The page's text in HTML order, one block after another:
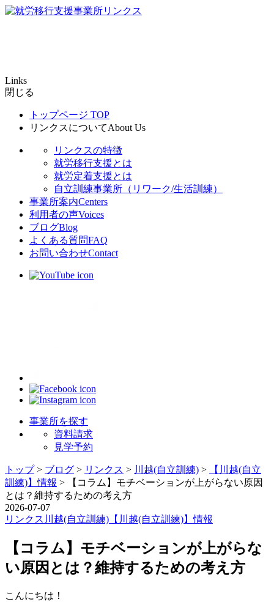
Links
閉じる
トップページ TOP
リンクスについてAbout Us
リンクスの特徴
就労移行支援とは
就労定着支援とは
自立訓練事業所（リワーク/生活訓練）
事業所案内Centers
利用者の声Voices
ブログBlog
よくある質問FAQ
お問い合わせContact
事業所を探す
資料請求
見学予約
トップ> ブログ > リンクス > 川越(自立訓練) >
【川越(自立
訓練)】情報 >
【コラム】モチベーションが上がらない原因
とは？維持するための考え方
2026-07-07
リンクス 川越(自立訓練) 【川越(自立訓練)】情報
【コラム】モチベーションが上がらな
い原因とは？維持するための考え方
こんにちは！